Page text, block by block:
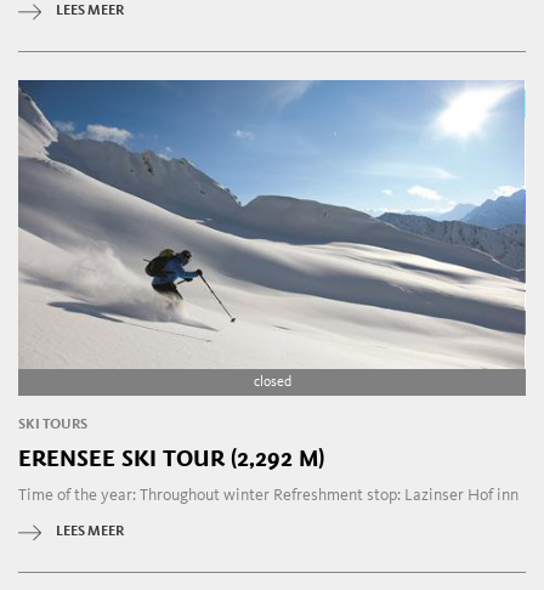
LEES MEER
closed
SKI TOURS
ERENSEE SKI TOUR (2,292 M)
Time of the year: Throughout winter Refreshment stop: Lazinser Hof inn
LEES MEER